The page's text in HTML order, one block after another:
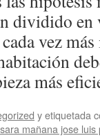
dividido
vez
más
y etiquetada
mañana jose luis